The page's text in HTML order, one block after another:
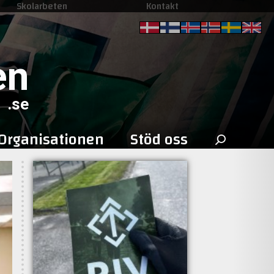
Skolarbeten Kontakt
.se
Stöd oss Sök
efter: